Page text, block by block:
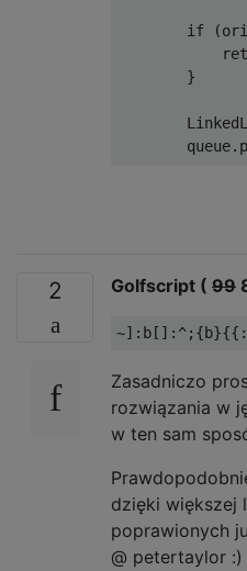
if
        }
}
}
2 Golfscript ( 99
Zasadniczo
rozwiązania w
w ten sam
dzięki większej
poprawionych
@ petertaylor :)